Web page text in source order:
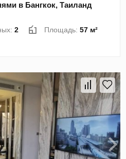
в Бангкок, Таиланд
2 Площадь:57 м²